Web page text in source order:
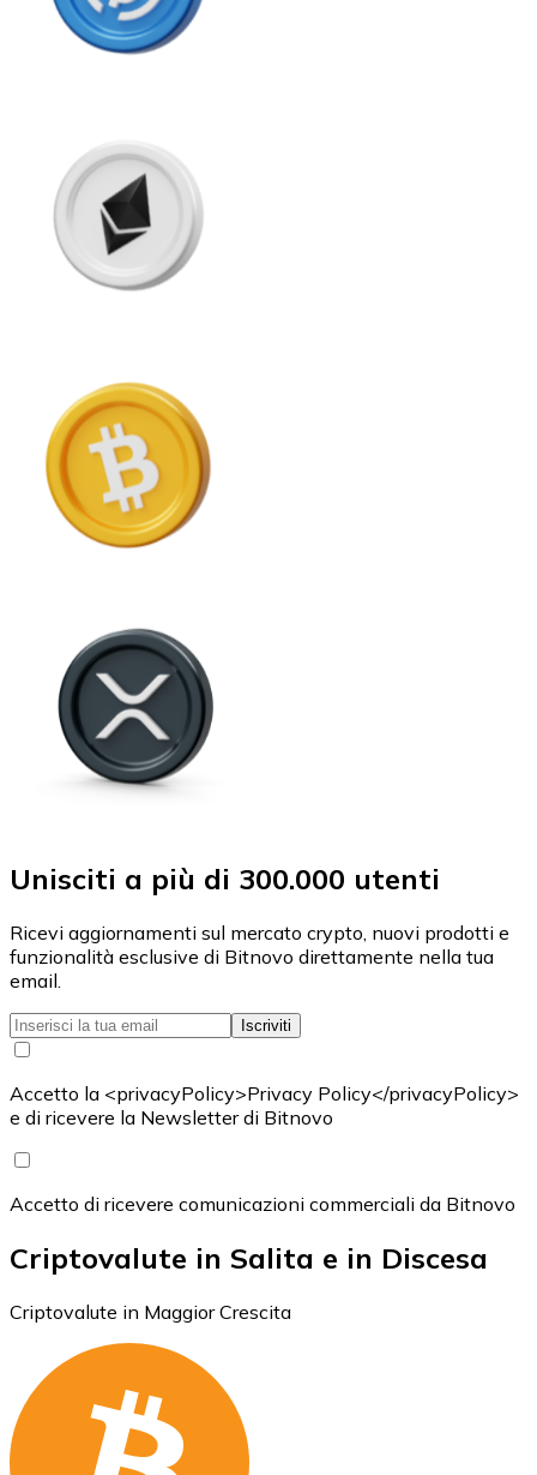
Unisciti a più di 300.000 utenti
Ricevi aggiornamenti sul mercato crypto, nuovi prodotti e
funzionalità esclusive di Bitnovo direttamente nella tua
email.
Iscriviti
Accetto la <privacyPolicy>Privacy Policy</privacyPolicy>
e di ricevere la Newsletter di Bitnovo
Accetto di ricevere comunicazioni commerciali da Bitnovo
Criptovalute in Salita e in Discesa
Criptovalute in Maggior Crescita